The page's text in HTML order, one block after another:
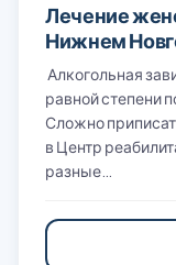
Лечение
Нижнем
Алкогольная
равной степени
Сложно
в Центр
разные…